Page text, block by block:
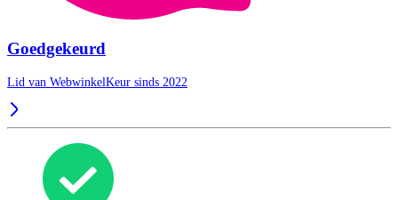
Goedgekeurd
Lid van WebwinkelKeur sinds 2022